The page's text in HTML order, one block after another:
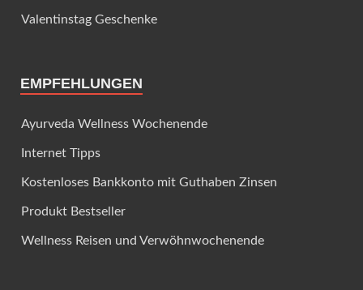
Valentinstag Geschenke
EMPFEHLUNGEN
Ayurveda Wellness Wochenende
Internet Tipps
Kostenloses Bankkonto mit Guthaben Zinsen
Produkt Bestseller
Wellness Reisen und Verwöhnwochenende